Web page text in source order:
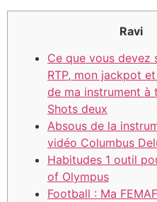
Ravi
Ce que vous devez
RTP, mon jackpot
de ma instrument à
Shots deux
Absous de la
vidéo Columbus
Habitudes 1 outil
of Olympus
Football : Ma